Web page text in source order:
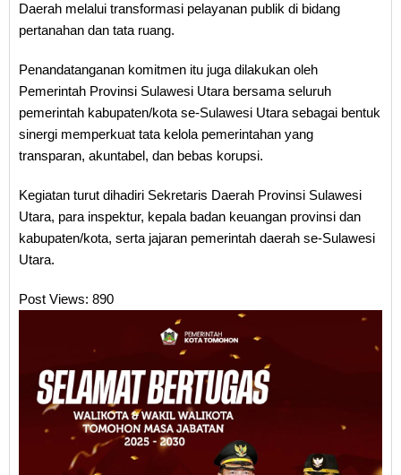
Daerah melalui transformasi pelayanan publik di bidang
pertanahan dan tata ruang.
Penandatanganan komitmen itu juga dilakukan oleh
Pemerintah Provinsi Sulawesi Utara bersama seluruh
pemerintah kabupaten/kota se-Sulawesi Utara sebagai bentuk
sinergi memperkuat tata kelola pemerintahan yang
transparan, akuntabel, dan bebas korupsi.
Kegiatan turut dihadiri Sekretaris Daerah Provinsi Sulawesi
Utara, para inspektur, kepala badan keuangan provinsi dan
kabupaten/kota, serta jajaran pemerintah daerah se-Sulawesi
Utara.
Post Views: 890